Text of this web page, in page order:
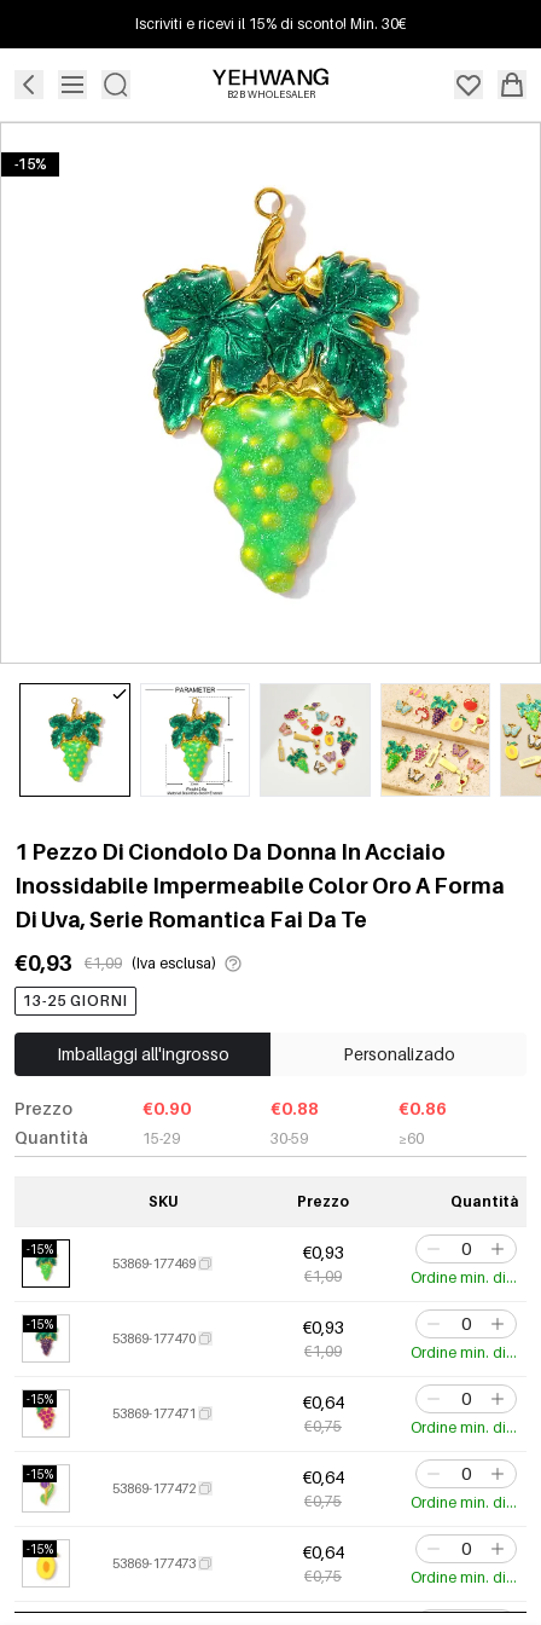
Iscriviti e ricevi il 15% di sconto! Min. 30€
B2B WHOLESALER
-15%
1 Pezzo Di Ciondolo Da Donna In Acciaio
Inossidabile Impermeabile Color Oro A Forma
Di Uva, Serie Romantica Fai Da Te
€0,93
€1,09 (Iva esclusa)
13-25 GIORNI
Imballaggi all'ingrosso Personalizado
Prezzo
Quantità
€0.90
15-29
€0.88
30-59
€0.86
≥60
SKU Prezzo Quantità
-15%
53869-177469
€0,93
€1,09 Ordine min. di 3 pz.
-15%
53869-177470
€0,93
€1,09 Ordine min. di 3 pz.
-15%
53869-177471
€0,64
€0,75 Ordine min. di 3 pz.
-15%
53869-177472
€0,64
€0,75 Ordine min. di 3 pz.
-15%
53869-177473
€0,64
€0,75 Ordine min. di 3 pz.